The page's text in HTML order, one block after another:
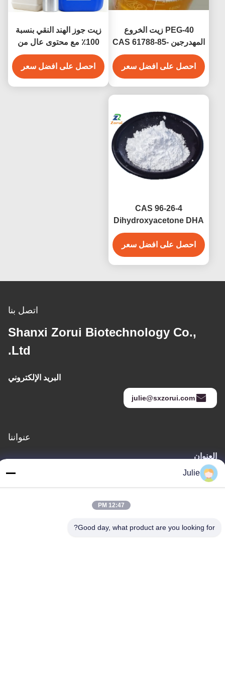
PEG-40 زيت الخروع
المهدرجين CAS 61788-85-
0 محلول غير أيوني لمستوى
التجميل للعطور الزيوت
الأساسية العناية بالبشرة
احصل على افضل سعر
زيت جوز الهند النقي بنسبة
100٪ مع محتوى عال من
حمض اللوريك، واستقرار
أكسدة ممتاز، وخصائص
ترطيب متفوقة
احصل على افضل سعر
CAS 96-26-4
Dihydroxyacetone DHA
99٪ عامل نشط للدباغة
الذاتية لمستحضرات التجميل
لمنتجات العناية بالبشرة
احصل على افضل سعر
اتصل بنا
Shanxi Zorui Biotechnology Co.,
Ltd.
البريد الإلكتروني
julie@sxzorui.com
عنواننا
العنوان
Julie
12:47 PM
Good day, what product are you looking for?